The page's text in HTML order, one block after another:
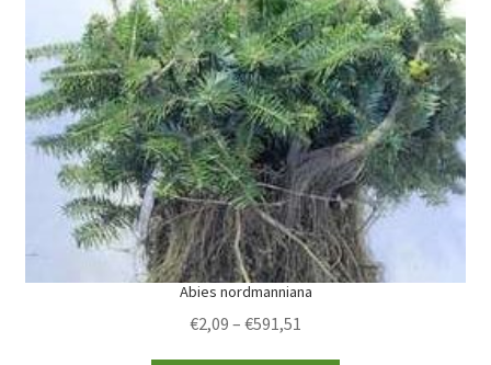
may
be
chosen
on
the
product
page
Abies nordmanniana
€2,09 – €591,51